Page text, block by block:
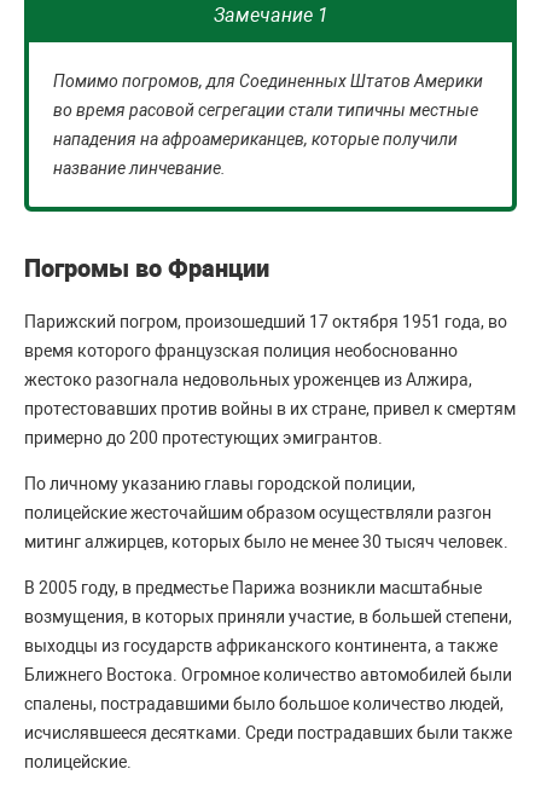
Замечание 1
Помимо погромов, для Соединенных Штатов Америки
во время расовой сегрегации стали типичны местные
нападения на афроамериканцев, которые получили
название линчевание.
Погромы во Франции
Парижский погром, произошедший 17 октября 1951 года, во
время которого французская полиция необоснованно
жестоко разогнала недовольных уроженцев из Алжира,
протестовавших против войны в их стране, привел к смертям
примерно до 200 протестующих эмигрантов.
По личному указанию главы городской полиции,
полицейские жесточайшим образом осуществляли разгон
митинг алжирцев, которых было не менее 30 тысяч человек.
В 2005 году, в предместье Парижа возникли масштабные
возмущения, в которых приняли участие, в большей степени,
выходцы из государств африканского континента, а также
Ближнего Востока. Огромное количество автомобилей были
спалены, пострадавшими было большое количество людей,
исчислявшееся десятками. Среди пострадавших были также
полицейские.